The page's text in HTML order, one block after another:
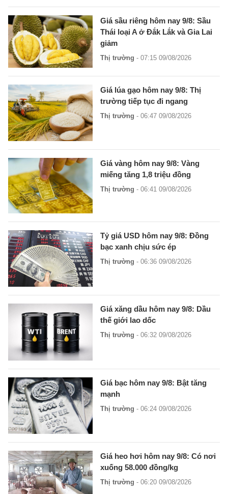
Giá sầu riêng hôm nay 9/8: Sầu
Thái loại A ở Đắk Lắk và Gia Lai
giảm
Thị trường - 07:15 09/08/2026
Giá lúa gạo hôm nay 9/8: Thị
trường tiếp tục đi ngang
Thị trường - 06:47 09/08/2026
Giá vàng hôm nay 9/8: Vàng
miếng tăng 1,8 triệu đồng
Thị trường - 06:41 09/08/2026
Tỷ giá USD hôm nay 9/8: Đồng
bạc xanh chịu sức ép
Thị trường - 06:36 09/08/2026
Giá xăng dầu hôm nay 9/8: Dầu
thế giới lao dốc
Thị trường - 06:32 09/08/2026
Giá bạc hôm nay 9/8: Bật tăng
mạnh
Thị trường - 06:24 09/08/2026
Giá heo hơi hôm nay 9/8: Có nơi
xuống 58.000 đồng/kg
Thị trường - 06:20 09/08/2026